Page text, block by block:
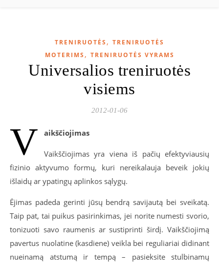
TRENIRUOTĖS , TRENIRUOTĖS
MOTERIMS , TRENIRUOTĖS VYRAMS
Universalios treniruotės
visiems
2012-01-06
V aikščiojimas
Vaikščiojimas yra viena iš pačių efektyviausių
fizinio aktyvumo formų, kuri nereikalauja beveik jokių
išlaidų ar ypatingų aplinkos sąlygų.
Ėjimas padeda gerinti jūsų bendrą savijautą bei sveikatą.
Taip pat, tai puikus pasirinkimas, jei norite numesti svorio,
tonizuoti savo raumenis ar sustiprinti širdį. Vaikščiojimą
pavertus nuolatine (kasdiene) veikla bei reguliariai didinant
nueinamą atstumą ir tempą – pasieksite stulbinamų